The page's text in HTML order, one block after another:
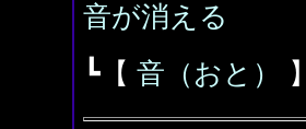
音が消える
┗【 音（おと） 】